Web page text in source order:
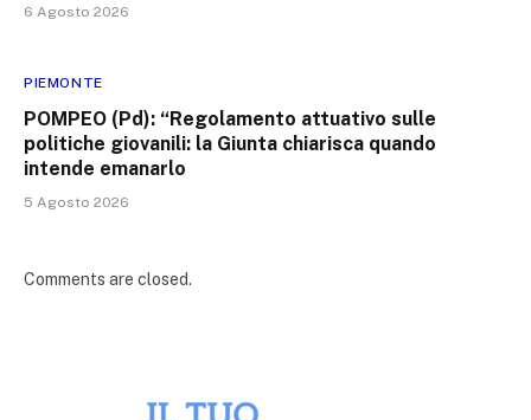
6 Agosto 2026
PIEMONTE
POMPEO (Pd): “Regolamento attuativo sulle
politiche giovanili: la Giunta chiarisca quando
intende emanarlo
5 Agosto 2026
Comments are closed.